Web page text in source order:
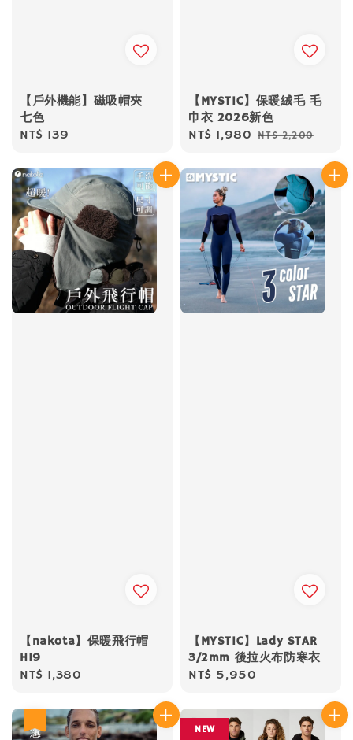
【戶外機能】磁吸帽夾
七色
Regular
NT$ 139
【MYSTIC】保暖絨毛 毛
巾衣 2026新色
Sale
NT$ 1,980 Regular
NT$ 2,200
【nakota】保暖飛行帽
H19
Regular
NT$ 1,380
【MYSTIC】Lady STAR
3/2mm 後拉火布防寒衣
Regular
NT$ 5,950
NEW